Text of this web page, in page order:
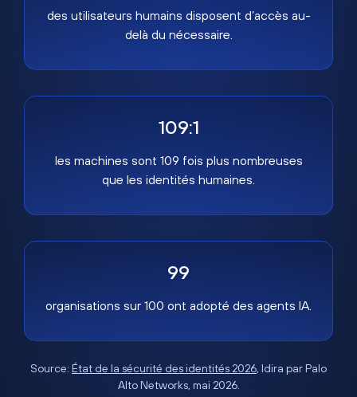
des utilisateurs humains disposent d’accès au-
delà du nécessaire.
109:1
les machines sont 109 fois plus nombreuses
que les identités humaines.
99
organisations sur 100 ont adopté des agents IA.
Source: État de la sécurité des identités 2026, Idira par Palo
Alto Networks, mai 2026.